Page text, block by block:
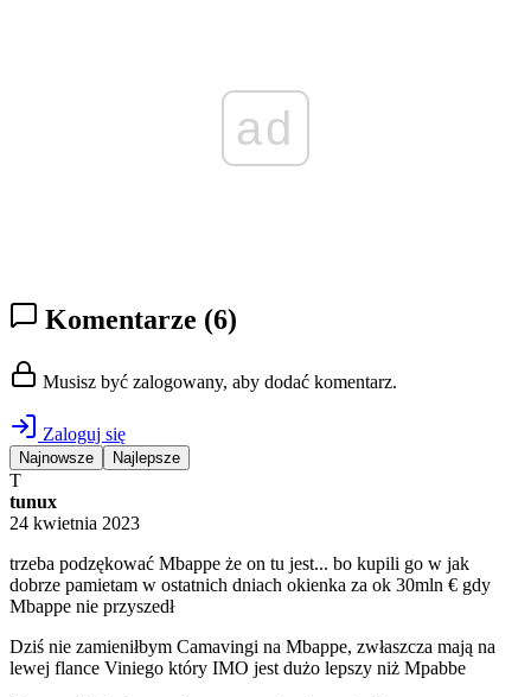
ad
Komentarze (6)
Musisz być zalogowany, aby dodać komentarz.
Zaloguj się
Najnowsze Najlepsze
T
tunux
24 kwietnia 2023
trzeba podzękować Mbappe że on tu jest... bo kupili go w jak
dobrze pamietam w ostatnich dniach okienka za ok 30mln € gdy
Mbappe nie przyszedł
Dziś nie zamieniłbym Camavingi na Mbappe, zwłaszcza mają na
lewej flance Viniego który IMO jest dużo lepszy niż Mpabbe